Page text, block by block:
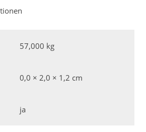
57,000 kg
0,0 × 2,0 × 1,2 cm
ja